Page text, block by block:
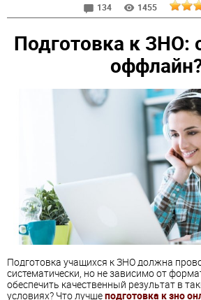
134
1455
Подготовка к ЗНО:
Подготовка учащихся к ЗНО должна
систематически, но не зависимо от
обеспечить качественный результат в
условиях? Что лучшеподготовка к зно